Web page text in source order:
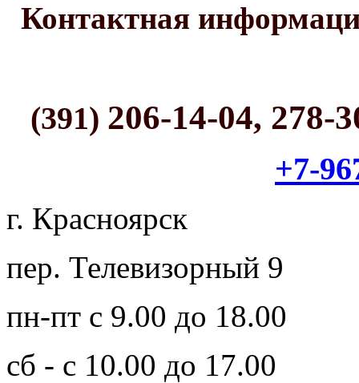
Контактная
(391) 206-14-04, 278-
+7-
г. Красноярск
пер. Телевизорный 9
пн-пт с 9.00 до 18.00
сб - с 10.00 до 17.00